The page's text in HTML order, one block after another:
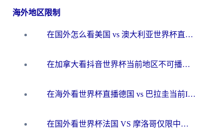
海外地区限制
在国外怎么看美国 vs 澳大利亚世界杯直播？海外党必藏的中文解说观赛指南
在加拿大看抖音世界杯当前地区不可播放？海外党体育观赛终极指南
在海外看世界杯直播德国 vs 巴拉圭当前IP受限制？这篇指南帮你轻松解决地区限制
在国外看世界杯法国 VS 摩洛哥仅限中国大陆？别让地域限制拦下你的欢呼